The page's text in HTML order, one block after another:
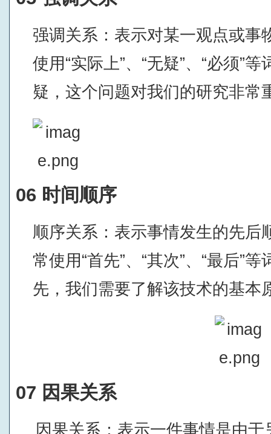
强调关系：表示对某一观点或事
使用“实际上”、“无疑”、“必须”
疑，这个问题对我们的研究非常
06 时间顺序
顺序关系：表示事情发生的先后
常使用“首先”、“其次”、“最后”
先，我们需要了解该技术的基本
07 因果关系
因果关系：表示一件事情是由